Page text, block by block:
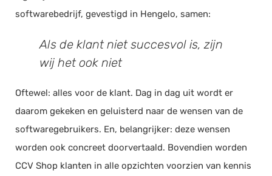
Voorraadbeheer
Rapportage
PSP
Salarisadministratie
Website
Marketing automation
softwarebedrijf, gevestigd in Hengelo, samen:
Als de klant niet succesvol is, zijn
wij het ook niet
Oftewel: alles voor de klant. Dag in dag uit wordt er
daarom gekeken en geluisterd naar de wensen van de
softwaregebruikers. En, belangrijker: deze wensen
worden ook concreet doorvertaald. Bovendien worden
CCV Shop klanten in alle opzichten voorzien van kennis